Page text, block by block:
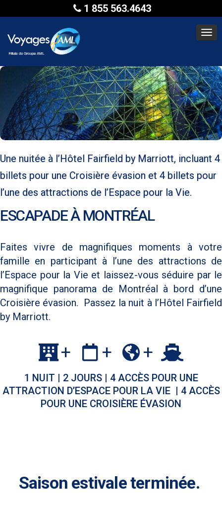
1 855 563.4643
Une nuitée à l’Hôtel Fairfield by Marriott, incluant 4
billets pour une Croisière évasion et 4 billets pour
l’une des attractions de l’Espace pour la Vie.
ESCAPADE À MONTRÉAL
Faites vivre de magnifiques moments à votre
famille en participant à l’une des attractions de
l’Espace pour la Vie et laissez-vous séduire par le
magnifique panorama de Montréal à bord d’une
Croisière évasion. Passez la nuit à l’Hôtel Fairfield
by Marriott.
+ + +
1 NUIT | 2 JOURS | 4 ACCÈS POUR UNE
ATTRACTION D’ESPACE POUR LA VIE | 4 ACCÈS
POUR UNE CROISIÈRE ÉVASION
Saison estivale terminée.